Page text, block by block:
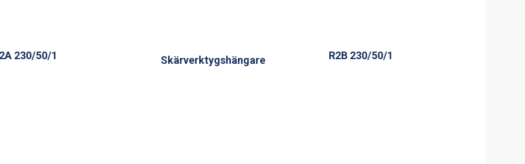
230/50/1 Skärverktygshängare R2B 230/50/1